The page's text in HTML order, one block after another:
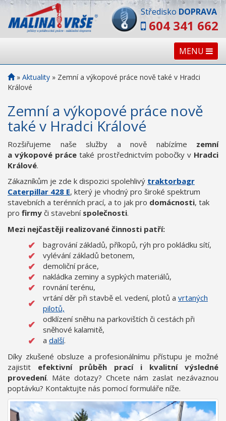
Středisko DOPRAVA
604 341 662
MENU
» Aktuality » Zemní a výkopové práce nově také v Hradci
Králové
Zemní a výkopové práce nově
také v Hradci Králové
Rozšiřujeme naše služby a nově nabízíme zemní
a výkopové práce také prostřednictvím pobočky v Hradci
Králové.
Zákazníkům je zde k dispozici spolehlivý traktorbagr
Caterpillar 428 E, který je vhodný pro široké spektrum
stavebních a terénních prací, a to jak pro domácnosti, tak
pro firmy či stavební společnosti.
Mezi nejčastěji realizované činnosti patří:
bagrování základů, příkopů, rýh pro pokládku sítí,
vylévání základů betonem,
demoliční práce,
nakládka zeminy a sypkých materiálů,
rovnání terénu,
vrtání děr při stavbě el. vedení, plotů a vrtaných
pilotů,
odklízení sněhu na parkovištích či cestách při
sněhové kalamitě,
a další.
Díky zkušené obsluze a profesionálnímu přístupu je možné
zajistit efektivní průběh prací i kvalitní výsledné
provedení. Máte dotazy? Chcete nám zaslat nezávaznou
poptávku? Kontaktujte nás pomocí formuláře níže.